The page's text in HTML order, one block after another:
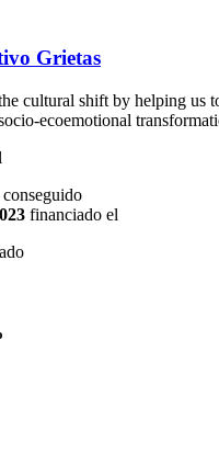
Grietas
cultural shift by helping us
ecoemotional
conseguido
financiado el